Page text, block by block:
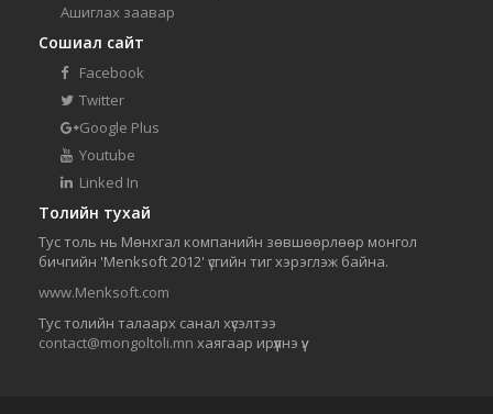
Ашиглах заавар
Сошиал сайт
Facebook
Twitter
Google Plus
Youtube
Linked In
Толийн тухай
Тус толь нь Мөнхгал компанийн зөвшөөрлөөр монгол
бичгийн 'Menksoft 2012' үсгийн тиг хэрэглэж байна.
www.Menksoft.com
Тус толийн талаарх санал хүсэлтээ
contact@mongoltoli.mn хаягаар ирүүлнэ үү.